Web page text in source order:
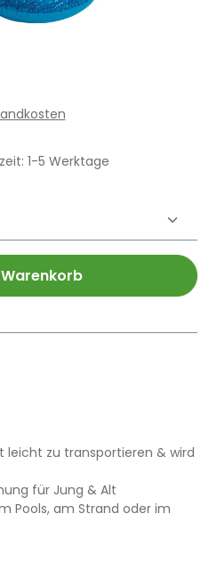
1-5 Werktage
Gib den
leicht zu transportieren & wird
für Jung & Alt
Pools, am Strand oder im